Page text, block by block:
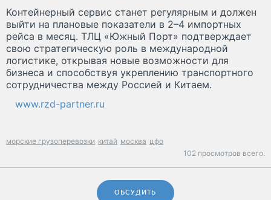
Контейнерный сервис станет регулярным и должен
выйти на плановые показатели в 2–4 импортных
рейса в месяц. ТЛЦ «Южный Порт» подтверждает
свою стратегическую роль в международной
логистике, открывая новые возможности для
бизнеса и способствуя укреплению транспортного
сотрудничества между Россией и Китаем.
www.rzd-partner.ru
морские грузоперевозки китай москва цфо
102 просмотров всего.
ОБСУДИТЬ